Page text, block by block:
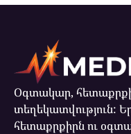
Օգտակար,
տեղեկատվություն:
հետաքրքիրն ու